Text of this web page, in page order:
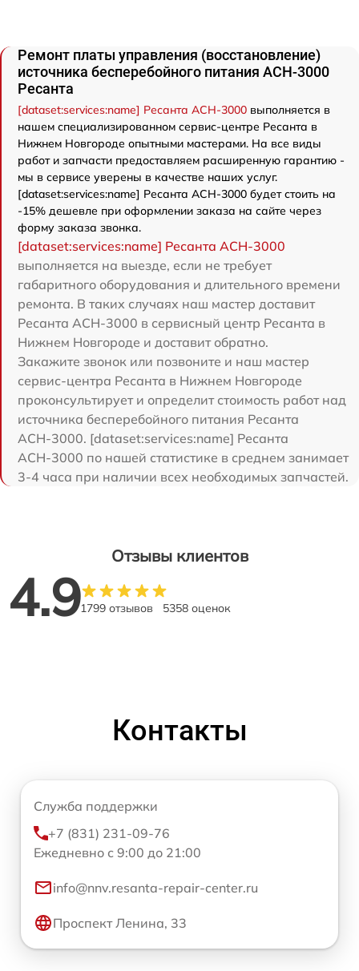
Ремонт платы управления (восстановление)
источника бесперебойного питания АСН-3000
Ресанта
[dataset:services:name] Ресанта АСН-3000 выполняется в
нашем специализированном сервис-центре Ресанта в
Нижнем Новгороде опытными мастерами. На все виды
работ и запчасти предоставляем расширенную гарантию -
мы в сервисе уверены в качестве наших услуг.
[dataset:services:name] Ресанта АСН-3000 будет стоить на
-15% дешевле при оформлении заказа на сайте через
форму заказа звонка.
[dataset:services:name] Ресанта АСН-3000
выполняется на выезде, если не требует
габаритного оборудования и длительного времени
ремонта. В таких случаях наш мастер доставит
Ресанта АСН-3000 в сервисный центр Ресанта в
Нижнем Новгороде и доставит обратно.
Закажите звонок или позвоните и наш мастер
сервис-центра Ресанта в Нижнем Новгороде
проконсультирует и определит стоимость работ над
источника бесперебойного питания Ресанта
АСН-3000. [dataset:services:name] Ресанта
АСН-3000 по нашей статистике в среднем занимает
3-4 часа при наличии всех необходимых запчастей.
Отзывы клиентов
4.91799 отзывов 5358 оценок
Контакты
Служба поддержки
+7 (831) 231-09-76
Ежедневно с 9:00 до 21:00
info@nnv.resanta-repair-center.ru
Проспект Ленина, 33